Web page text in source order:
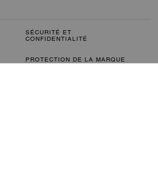
SÉCURITÉ ET
CONFIDENTIALITÉ
PROTECTION DE LA MARQUE